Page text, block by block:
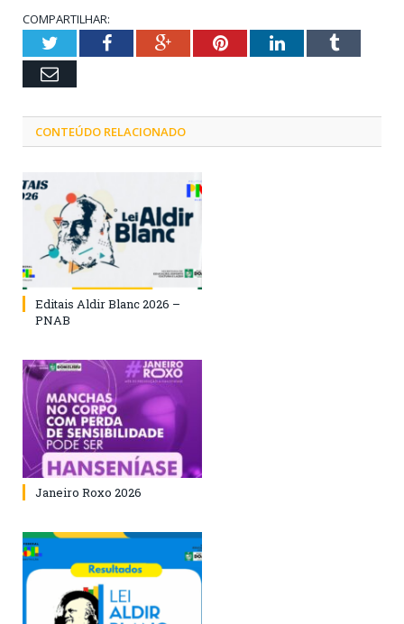
COMPARTILHAR:
TwitterFacebookGoogle+PinterestLinkedInTumblr
Email
CONTEÚDO RELACIONADO
Editais Aldir Blanc 2026 –
PNAB
Janeiro Roxo 2026